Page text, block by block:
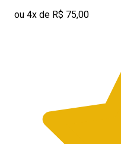
ou 4x de R$ 75,00